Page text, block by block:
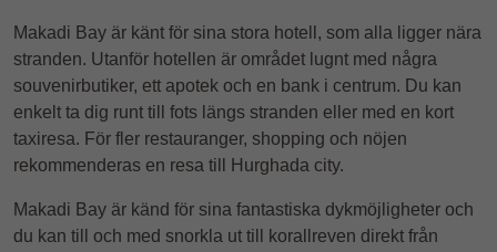
Makadi Bay är känt för sina stora hotell, som alla ligger nära
stranden. Utanför hotellen är området lugnt med några
souvenirbutiker, ett apotek och en bank i centrum. Du kan
enkelt ta dig runt till fots längs stranden eller med en kort
taxiresa. För fler restauranger, shopping och nöjen
rekommenderas en resa till Hurghada city.
Makadi Bay är känd för sina fantastiska dykmöjligheter och
du kan till och med snorkla ut till korallreven direkt från